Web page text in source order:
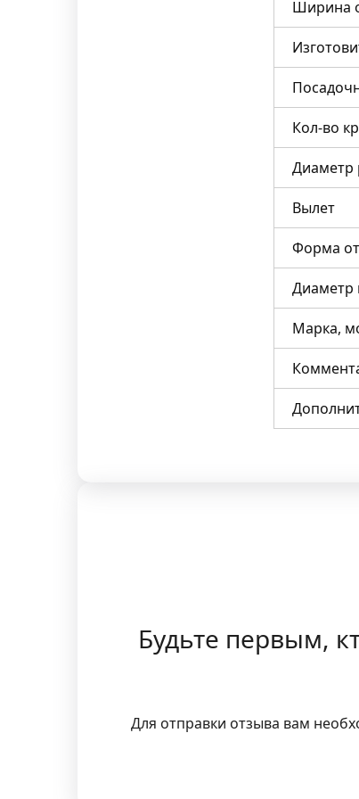
Ширина
Кол-во
Диаметр
Вылет
Форма
Диаметр
Марка,
Будьте первым,
Для отправки отзыва вам